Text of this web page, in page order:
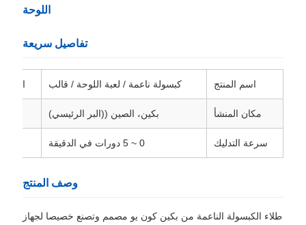
اللوحة
تفاصيل سريعة
اسم المنتج كبسولة ناعمة / لعبة اللوحة / قالب الاسم
مكان المنشأ بكين، الصين ((البر الرئيسي)
سرعة التدليك 0 ~ 5 دورات في الدقيقة
وصف المنتج
طلاء الكبسولة الناعمة من بكين كون يو مصمم وتصنع خصيصا لجهاز